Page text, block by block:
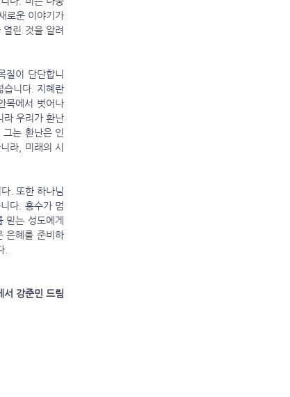
로운 이야기가
린 것을 알려
습니다. 지혜란
목에서 벗어나
라 우리가 환난
는 환난은 인
라, 미래의 시
다. 홍수가 멈
믿는 성도에게
은혜를 준비하
.
서 강준민 드림